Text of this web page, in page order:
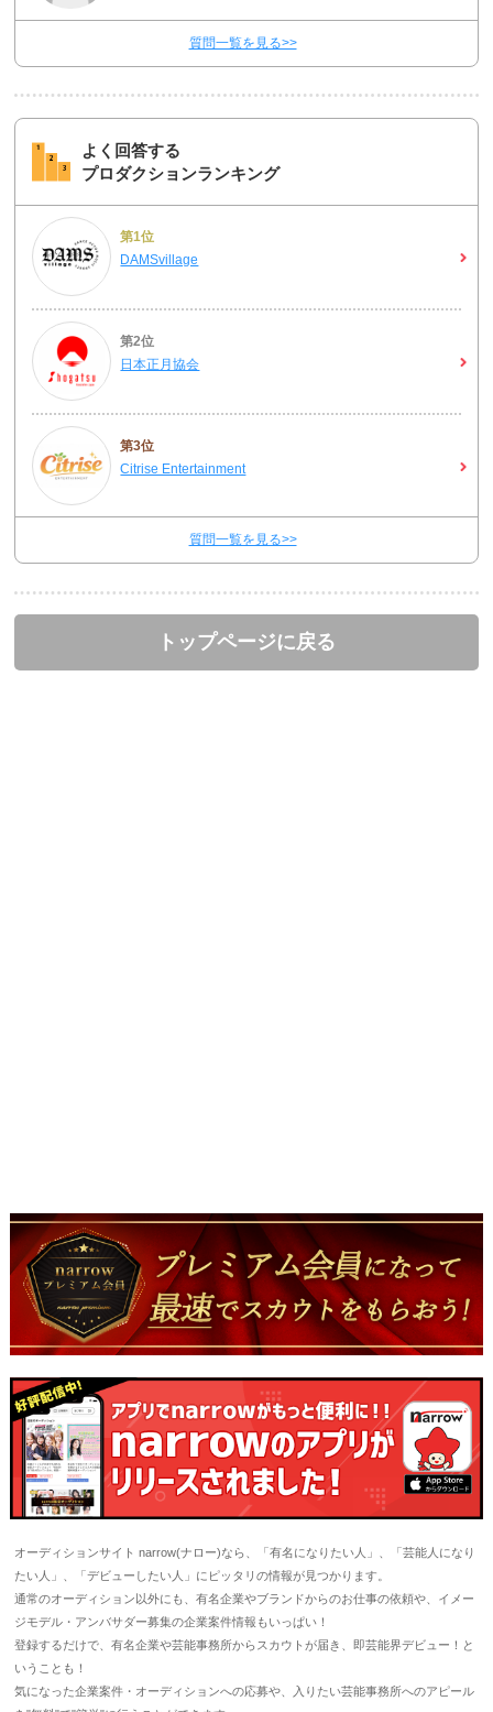
質問一覧を見る>>
よく回答する
プロダクションランキング
第1位
DAMSvillage
第2位
日本正月協会
第3位
Citrise Entertainment
質問一覧を見る>>
トップページに戻る
オーディションサイト narrow(ナロー)なら、「有名になりたい人」、「芸能人になり
たい人」、「デビューしたい人」にピッタリの情報が見つかります。
通常のオーディション以外にも、有名企業やブランドからのお仕事の依頼や、イメー
ジモデル・アンバサダー募集の企業案件情報もいっぱい！
登録するだけで、有名企業や芸能事務所からスカウトが届き、即芸能界デビュー！と
いうことも！
気になった企業案件・オーディションへの応募や、入りたい芸能事務所へのアピール